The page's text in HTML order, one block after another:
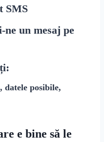
SMS
un mesaj pe
datele posibile,
e bine să le